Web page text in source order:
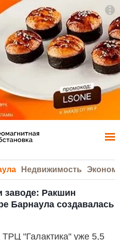
Недвижимость
Ракшин
Барнаула создавалась
ТРЦ "Галактика" уже 5,5